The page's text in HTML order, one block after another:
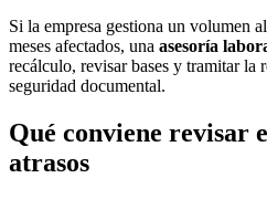
Si la empresa gestiona un volumen
meses afectados, una asesoría
recálculo, revisar bases y tramitar la
seguridad documental.
Qué conviene revisar
atrasos